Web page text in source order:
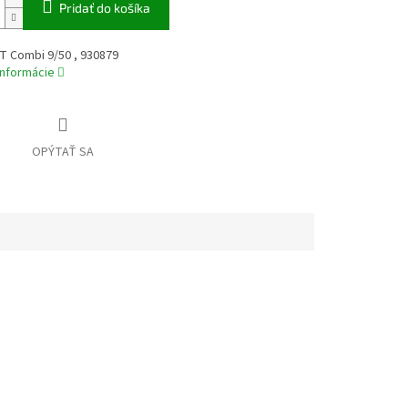
Pridať do košíka
Combi 9/50 , 930879
OPÝTAŤ SA